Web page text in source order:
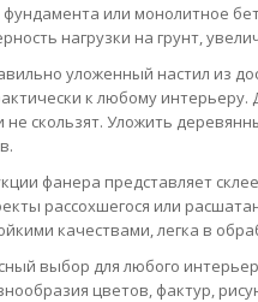
или монолитное
нагрузки на грунт,
уложенный настил из
к любому
не скользят. Уложить
фанера представляет
рассохшегося или
качествами, легка в
выбор для любого
цветов, фактур,